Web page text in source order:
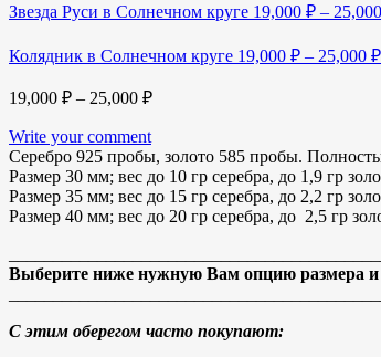
Звезда Руси в Солнечном круге 19,000 ₽ – 25,000
Колядник в Солнечном круге 19,000 ₽ – 25,000 ₽
19,000 ₽ – 25,000 ₽
Write your comment
Серебро 925 пробы, золото 585 пробы.
Размер 30 мм; вес до 10 гр серебра, до 1,9 гр
Размер 35 мм; вес до 15 гр серебра, до 2,2 гр
Размер 40 мм; вес до 20 гр серебра, до 2,5 гр
Выберите ниже нужную Вам опцию размера и
С этим оберегом часто покупают: